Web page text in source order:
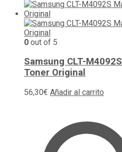
0 out of 5
Samsung CLT-
Toner Original
56,30€ Añadir al carrito